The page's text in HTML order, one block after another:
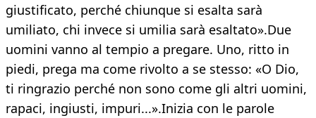
giustificato, perché chiunque si esalta sarà
umiliato, chi invece si umilia sarà esaltato».Due
uomini vanno al tempio a pregare. Uno, ritto in
piedi, prega ma come rivolto a se stesso: «O Dio,
ti ringrazio perché non sono come gli altri uomini,
rapaci, ingiusti, impuri...».Inizia con le parole